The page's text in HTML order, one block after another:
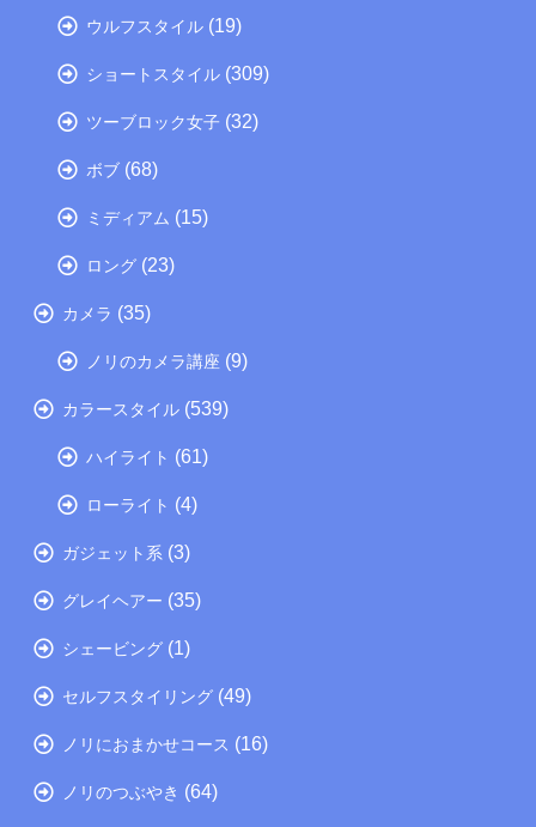
ウルフスタイル (19)
ショートスタイル (309)
ツーブロック女子 (32)
ボブ (68)
ミディアム (15)
ロング (23)
カメラ (35)
ノリのカメラ講座 (9)
カラースタイル (539)
ハイライト (61)
ローライト (4)
ガジェット系 (3)
グレイヘアー (35)
シェービング (1)
セルフスタイリング (49)
ノリにおまかせコース (16)
ノリのつぶやき (64)